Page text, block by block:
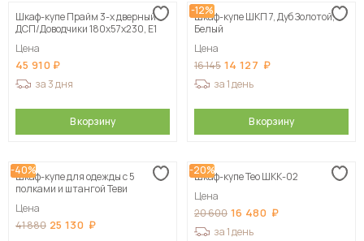
Шкаф-купе Прайм 3-х дверный
ДСП/Доводчики 180х57х230, Е1
Цена
45 910
за 3 дня
В корзину
-12%
Шкаф-купе ШКП 7, Дуб Золотой,
Белый
Цена
16 145 14 127
за 1 день
В корзину
-40%
Шкаф-купе для одежды с 5
полками и штангой Теви
Цена
41 880 25 130
-20%
Шкаф-купе Тео ШКК-02
Цена
20 600 16 480
за 1 день